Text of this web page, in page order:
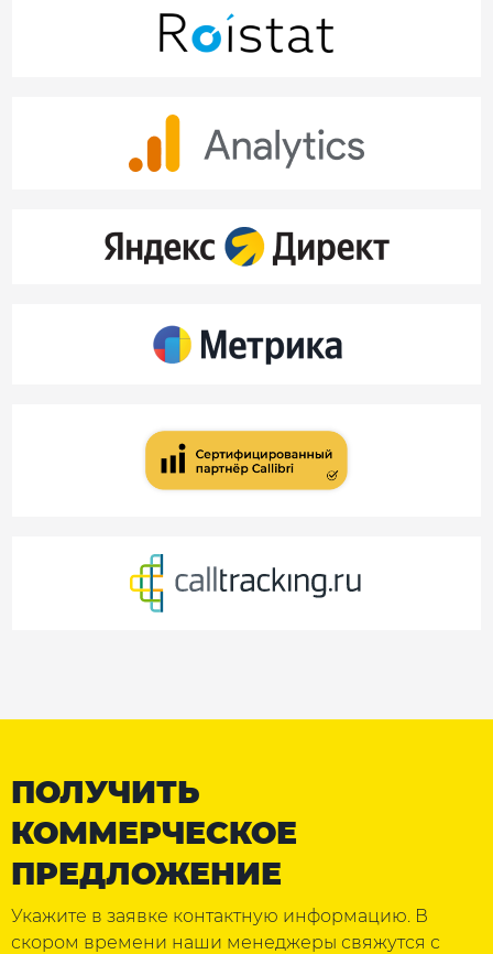
ПОЛУЧИТЬ
КОММЕРЧЕСКОЕ
ПРЕДЛОЖЕНИЕ
Укажите в заявке контактную информацию. В
скором времени наши менеджеры свяжутся с